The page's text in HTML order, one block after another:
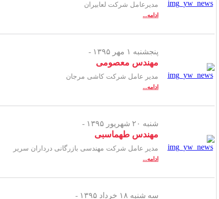
مدیرعامل شرکت لعابیران
ادامه...
پنجشنبه ۱ مهر ۱۳۹۵ -
مهندس معصومی
مدیر عامل شرکت کاشی مرجان
ادامه...
شنبه ۲۰ شهریور ۱۳۹۵ -
مهندس طهماسبی
مدیر عامل شرکت مهندسی بازرگانی درداران سریر
ادامه...
سه شنبه ۱۸ خرداد ۱۳۹۵ -